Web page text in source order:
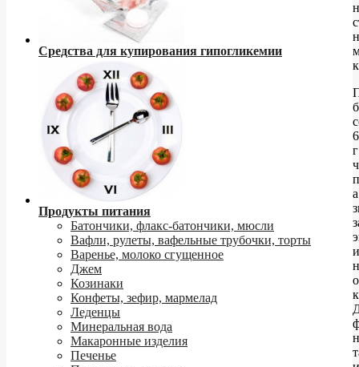
Средства для купирования гипогликемии
Продукты питания
Батончики, флакс-батончики, мюсли
Вафли, рулеты, вафельные трубочки, торты
Варенье, молоко сгущенное
Джем
Козинаки
Конфеты, зефир, мармелад
Леденцы
Минеральная вода
Макаронные изделия
Печенье
6
г
а
и